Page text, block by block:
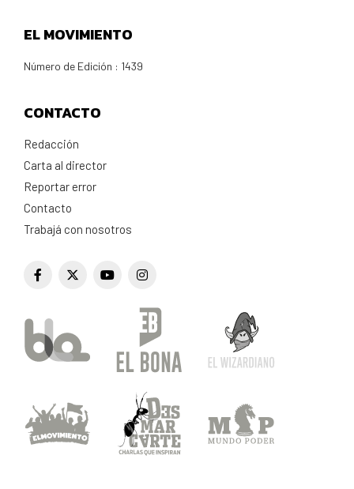
EL MOVIMIENTO
Número de Edición : 1439
CONTACTO
Redacción
Carta al director
Reportar error
Contacto
Trabajá con nosotros